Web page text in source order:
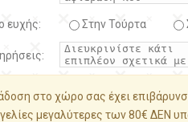
ευχής: Στην Τούρτα
στο χώρο σας έχει
μεγαλύτερες των 80€ ΔΕΝ